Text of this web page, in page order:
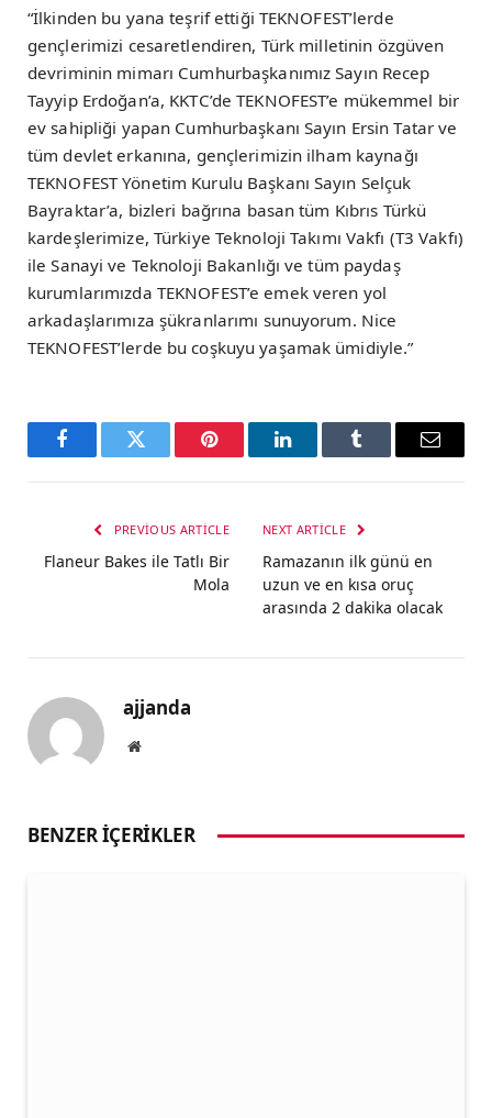
“İlkinden bu yana teşrif ettiği TEKNOFEST’lerde
gençlerimizi cesaretlendiren, Türk milletinin özgüven
devriminin mimarı Cumhurbaşkanımız Sayın Recep
Tayyip Erdoğan’a, KKTC’de TEKNOFEST’e mükemmel bir
ev sahipliği yapan Cumhurbaşkanı Sayın Ersin Tatar ve
tüm devlet erkanına, gençlerimizin ilham kaynağı
TEKNOFEST Yönetim Kurulu Başkanı Sayın Selçuk
Bayraktar’a, bizleri bağrına basan tüm Kıbrıs Türkü
kardeşlerimize, Türkiye Teknoloji Takımı Vakfı (T3 Vakfı)
ile Sanayi ve Teknoloji Bakanlığı ve tüm paydaş
kurumlarımızda TEKNOFEST’e emek veren yol
arkadaşlarımıza şükranlarımı sunuyorum. Nice
TEKNOFEST’lerde bu coşkuyu yaşamak ümidiyle.”
FacebookTwitter Pinterest LinkedInTumblr Email
PREVIOUS ARTICLE
Flaneur Bakes ile Tatlı Bir
Mola
NEXT ARTICLE
Ramazanın ilk günü en
uzun ve en kısa oruç
arasında 2 dakika olacak
ajjanda
Website
BENZER İÇERIKLER